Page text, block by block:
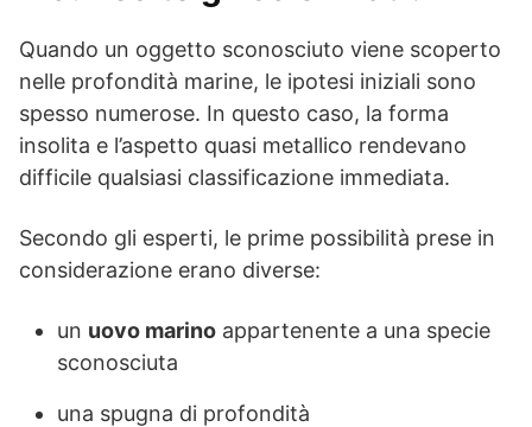
Quando un oggetto sconosciuto viene scoperto
nelle profondità marine, le ipotesi iniziali sono
spesso numerose. In questo caso, la forma
insolita e l’aspetto quasi metallico rendevano
difficile qualsiasi classificazione immediata.
Secondo gli esperti, le prime possibilità prese in
considerazione erano diverse:
un uovo marino appartenente a una specie
sconosciuta
una spugna di profondità